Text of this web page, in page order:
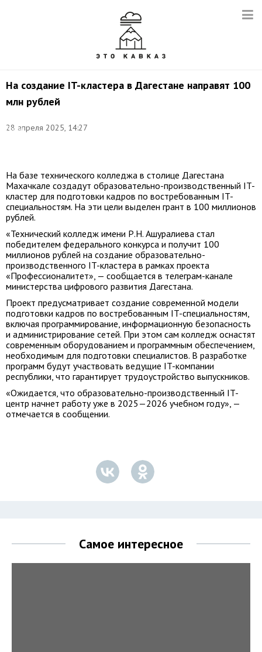
На создание IT-кластера в Дагестане направят 100
млн рублей
28 апреля 2025, 14:27
Елена
На базе технического колледжа в столице Дагестана
Махачкале создадут образовательно-производственный IT-
кластер для подготовки кадров по востребованным IT-
специальностям. На эти цели выделен грант в 100 миллионов
рублей.
«Технический колледж имени Р.Н. Ашуралиева стал
победителем федерального конкурса и получит 100
миллионов рублей на создание образовательно-
производственного IT-кластера в рамках проекта
«Профессионалитет», — сообщается в телеграм-канале
министерства цифрового развития Дагестана.
Проект предусматривает создание современной модели
подготовки кадров по востребованным IT-специальностям,
включая программирование, информационную безопасность
и администрирование сетей. При этом сам колледж оснастят
современным оборудованием и программным обеспечением,
необходимым для подготовки специалистов. В разработке
программ будут участвовать ведущие IT-компании
республики, что гарантирует трудоустройство выпускников.
«Ожидается, что образовательно-производственный IT-
центр начнет работу уже в 2025—2026 учебном году», —
отмечается в сообщении.
Самое интересное